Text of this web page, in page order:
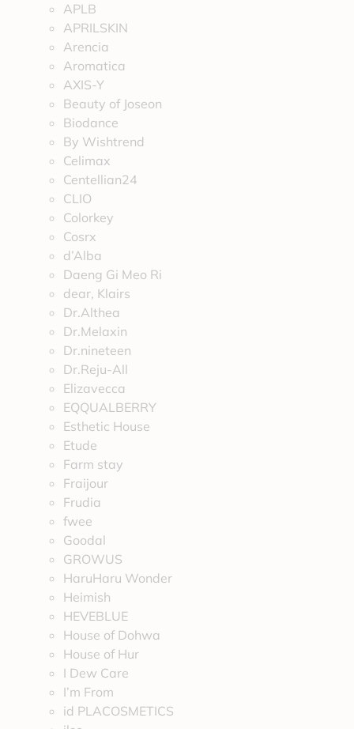
APLB
APRILSKIN
Arencia
Aromatica
AXIS-Y
Beauty of Joseon
Biodance
By Wishtrend
Celimax
Centellian24
CLIO
Colorkey
Cosrx
d’Alba
Daeng Gi Meo Ri
dear, Klairs
Dr.Althea
Dr.Melaxin
Dr.nineteen
Dr.Reju-All
Elizavecca
EQQUALBERRY
Esthetic House
Etude
Farm stay
Fraijour
Frudia
fwee
Goodal
GROWUS
HaruHaru Wonder
Heimish
HEVEBLUE
House of Dohwa
House of Hur
I Dew Care
I’m From
id PLACOSMETICS